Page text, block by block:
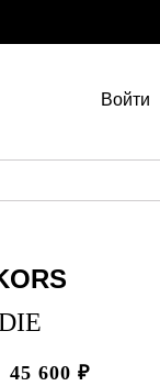
Войти
45 600 ₽